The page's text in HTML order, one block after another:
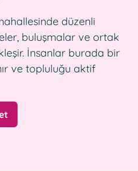
düzenli
buluşmalar ve ortak
İnsanlar burada bir
ve topluluğu aktif